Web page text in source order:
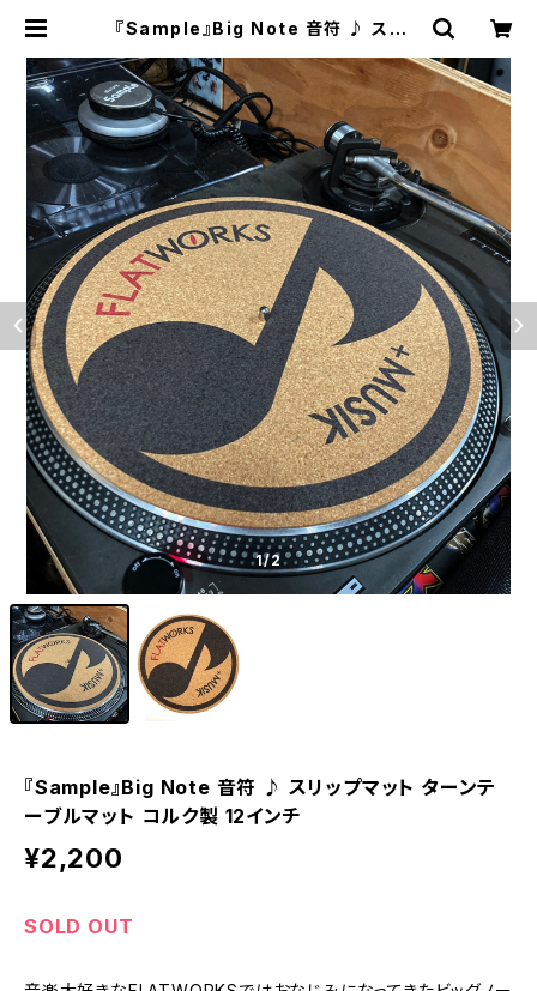
『Sample』Big Note 音符 ♪ スリッ
ク製 12インチ | FLATWORKS
1/2
『Sample』Big Note 音符 ♪ スリップマット ターンテ
ーブルマット コルク製 12インチ
¥2,200
SOLD OUT